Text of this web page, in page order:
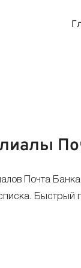
займы
займы
С
карты
карты
Почта
Быстрый